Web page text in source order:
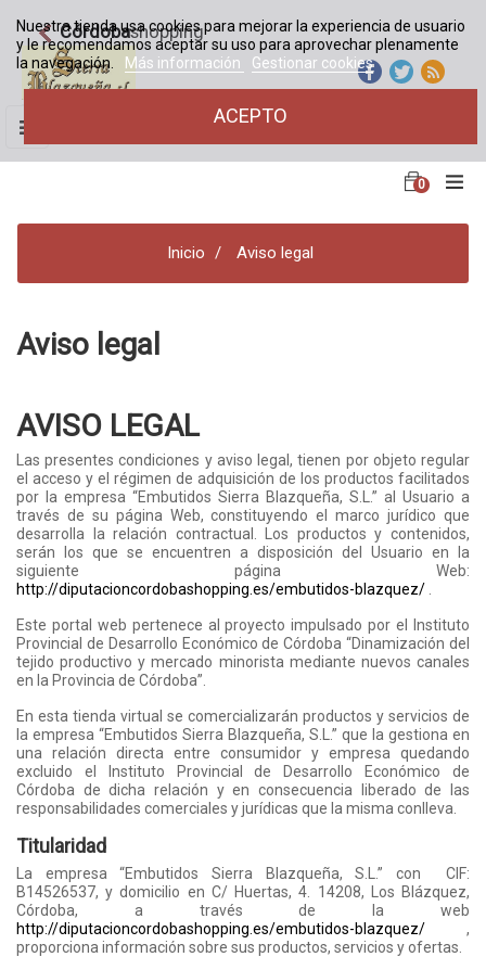
Córdobashopping
Nuestra tienda usa cookies para mejorar la experiencia de usuario
y le recomendamos aceptar su uso para aprovechar plenamente
la navegación.
Más información Gestionar cookies
ACEPTO
Navegación
de
palanca
☰
0
Inicio Aviso legal
Aviso legal
AVISO LEGAL
Las presentes condiciones y aviso legal, tienen por objeto regular
el acceso y el régimen de adquisición de los productos facilitados
por la empresa “Embutidos Sierra Blazqueña, S.L.” al Usuario a
través de su página Web, constituyendo el marco jurídico que
desarrolla la relación contractual. Los productos y contenidos,
serán los que se encuentren a disposición del Usuario en la
siguiente página Web:
http://diputacioncordobashopping.es/embutidos-blazquez/
Este portal web pertenece al proyecto impulsado por el Instituto
Provincial de Desarrollo Económico de Córdoba “Dinamización del
tejido productivo y mercado minorista mediante nuevos canales
en la Provincia de Córdoba”.
En esta tienda virtual se comercializarán productos y servicios de
la empresa “Embutidos Sierra Blazqueña, S.L.” que la gestiona en
una relación directa entre consumidor y empresa quedando
excluido el Instituto Provincial de Desarrollo Económico de
Córdoba de dicha relación y en consecuencia liberado de las
responsabilidades comerciales y jurídicas que la misma conlleva.
Titularidad
La empresa “Embutidos Sierra Blazqueña, S.L.” con CIF:
B14526537, y domicilio en C/ Huertas, 4. 14208, Los Blázquez,
Córdoba, a través de la web
http://diputacioncordobashopping.es/embutidos-blazquez/ ,
proporciona información sobre sus productos, servicios y ofertas.